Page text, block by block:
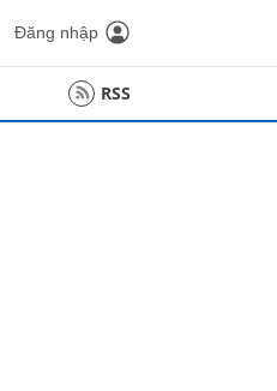
Đăng nhập
RSS